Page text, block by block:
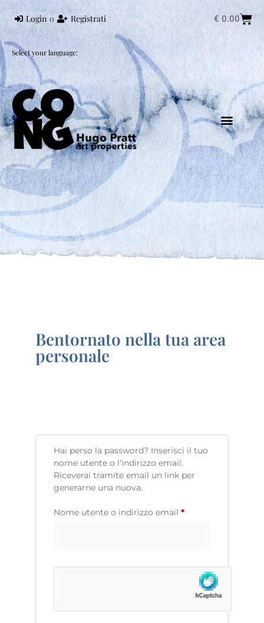
Login o Registrati € 0.00
Select your language:
Bentornato nella tua area
personale
Hai perso la password? Inserisci il tuo
nome utente o l'indirizzo email.
Riceverai tramite email un link per
generarne una nuova.
Nome utente o indirizzo email *